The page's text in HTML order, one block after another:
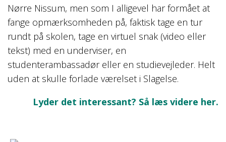
Nørre Nissum, men som I alligevel har formået at
fange opmærksomheden på, faktisk tage en tur
rundt på skolen, tage en virtuel snak (video eller
tekst) med en underviser, en
studenterambassadør eller en studievejleder. Helt
uden at skulle forlade værelset i Slagelse.
Lyder det interessant? Så læs videre her.